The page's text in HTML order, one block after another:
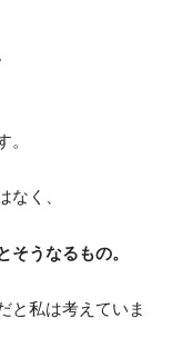
。
なく、
そうなるもの。
と私は考えていま